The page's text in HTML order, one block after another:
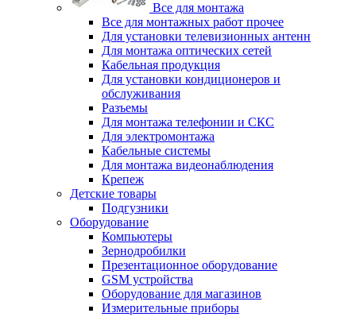
Все для монтажа
Все для монтажных работ прочее
Для установки телевизионных антенн
Для монтажа оптических сетей
Кабельная продукция
Для установки кондиционеров и
обслуживания
Разъемы
Для монтажа телефонии и СКС
Для электромонтажа
Кабельные системы
Для монтажа видеонаблюдения
Крепеж
Детские товары
Подгузники
Оборудование
Компьютеры
Зернодробилки
Презентационное оборудование
GSM устройства
Оборудование для магазинов
Измерительные приборы